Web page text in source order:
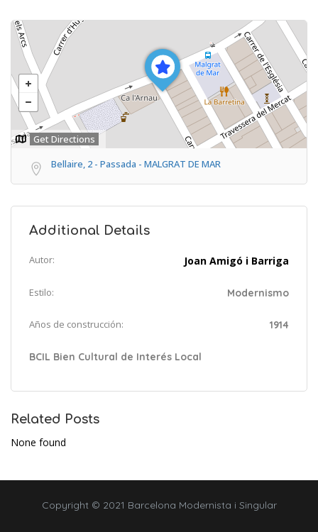
Get Directions
Bellaire, 2 - Passada - MALGRAT DE MAR
Additional Details
Autor: Joan Amigó i Barriga
Estilo: Modernismo
Años de construcción: 1914
BCIL Bien Cultural de Interés Local
Related Posts
None found
Copyright © 2021 Barcelona Modernista i Singular